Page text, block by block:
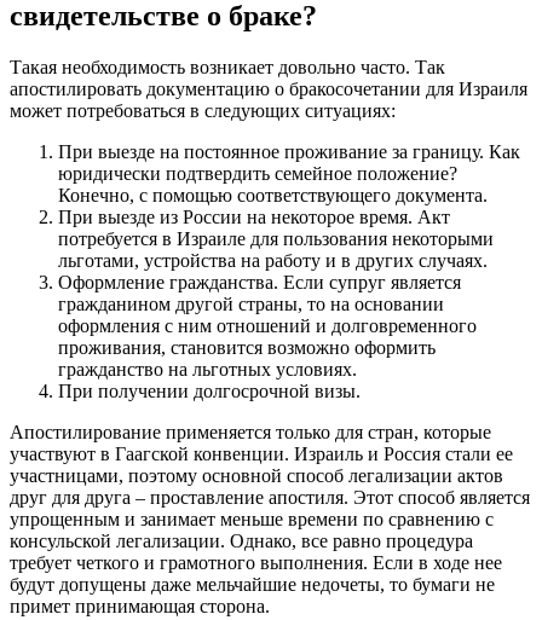
свидетельстве о браке?
Такая необходимость возникает довольно часто. Так
апостилировать документацию о бракосочетании для Израиля
может потребоваться в следующих ситуациях:
При выезде на постоянное проживание за границу. Как
юридически подтвердить семейное положение?
Конечно, с помощью соответствующего документа.
При выезде из России на некоторое время. Акт
потребуется в Израиле для пользования некоторыми
льготами, устройства на работу и в других случаях.
Оформление гражданства. Если супруг является
гражданином другой страны, то на основании
оформления с ним отношений и долговременного
проживания, становится возможно оформить
гражданство на льготных условиях.
При получении долгосрочной визы.
Апостилирование применяется только для стран, которые
участвуют в Гаагской конвенции. Израиль и Россия стали ее
участницами, поэтому основной способ легализации актов
друг для друга – проставление апостиля. Этот способ является
упрощенным и занимает меньше времени по сравнению с
консульской легализации. Однако, все равно процедура
требует четкого и грамотного выполнения. Если в ходе нее
будут допущены даже мельчайшие недочеты, то бумаги не
примет принимающая сторона.